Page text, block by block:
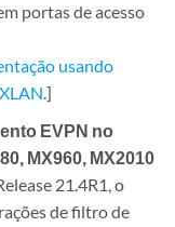
portas de acesso
usando
.]
EVPN no
MX960, MX2010
21.4R1, o
de filtro de